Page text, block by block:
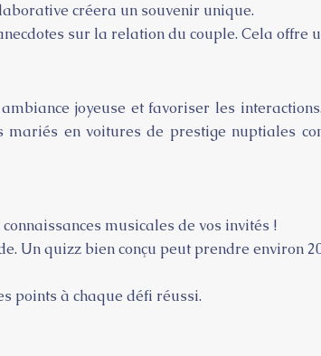
créera un souvenir unique.
sur la relation du couple. Cela offre
joyeuse et favoriser les
en voitures de prestige nuptiales
musicales de vos invités !
Un quizz bien conçu peut prendre environ
points à chaque défi réussi.